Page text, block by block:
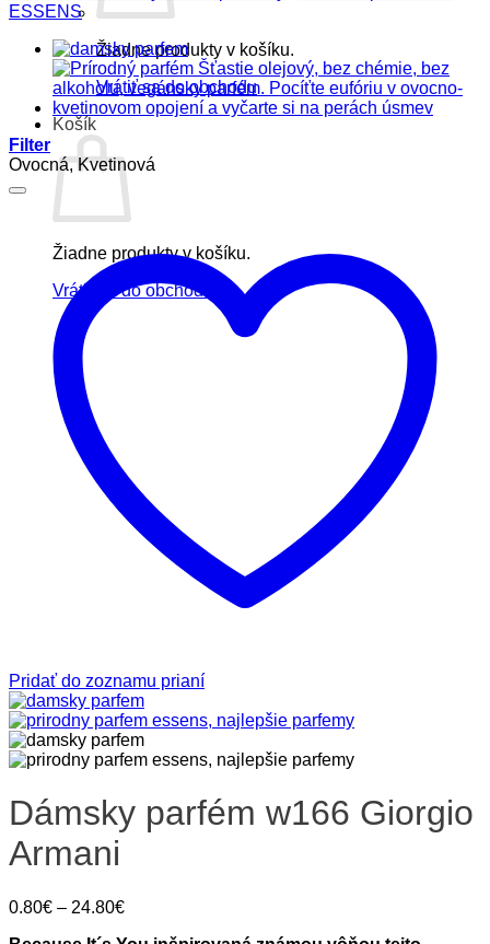
Žiadne produkty v košíku.
Vrátiť sa do obchodu
Košík
Žiadne produkty v košíku.
Vrátiť sa do obchodu
ESSENS
Filter
Ovocná, Kvetinová
Pridať do zoznamu prianí
Dámsky parfém w166 Giorgio
Armani
0.80€ – 24.80€Price